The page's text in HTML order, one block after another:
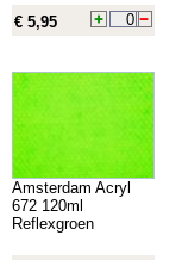
€ 5,95
Amsterdam Acryl
672 120ml
Reflexgroen